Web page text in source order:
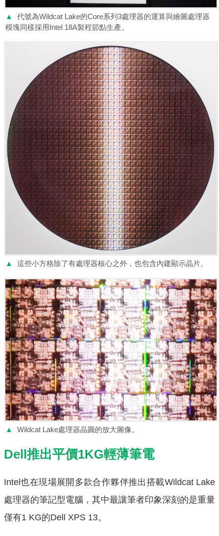
▲
代號為Wildcat Lake的Core系列3處理器的運算與繪圖處理器
模塊同樣採用Intel 18A製程節點生產。
▲ 這些小方格除了有處理器核心之外，也包含內建顯示晶片。
▲ Wildcat Lake處理器晶圓的放大圖像。
Dell推出平價1KG輕薄筆電
Intel也在現場展開多款合作夥伴推出搭載Wildcat Lake
處理器的筆記型電腦，其中最讓筆者印象深刻的是重量
僅有1 KG的Dell XPS 13。